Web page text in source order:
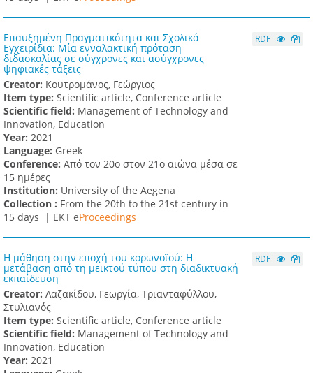
Επαυξημένη Πραγματικότητα και Σχολικά
Εγχειρίδια: Μία ενναλακτική πρόταση
διδασκαλίας σε σύγχρονες και ασύγχρονες
ψηφιακές τάξεις
Creator: Κουτρομάνος, Γεώργιος
Item type: Scientific article, Conference article
Scientific field: Management of Technology and
Innovation, Education
Υear: 2021
Language: Greek
Conference: Από τον 20ο στον 21ο αιώνα μέσα σε
15 ημέρες
Institution: University of the Aegena
Collection : From the 20th to the 21st century in
15 days | ΕΚΤ eProceedings
RDF
Η μάθηση στην εποχή του κορωνοϊού: Η
μετάβαση από τη μεικτού τύπου στη διαδικτυακή
εκπαίδευση
Creator: Λαζακίδου, Γεωργία, Τριανταφύλλου,
Στυλιανός
Item type: Scientific article, Conference article
Scientific field: Management of Technology and
Innovation, Education
Υear: 2021
RDF